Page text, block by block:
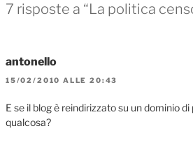
7 risposte a “La politica
antonello
15/02/2010 ALLE 20:43
E se il blog è reindirizzato su un dominio
qualcosa?